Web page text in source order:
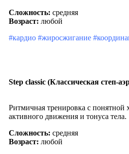
Сложность: средняя
Возраст: любой
#кардио #жиросжигание
Step classic (Классическая степ-
Ритмичная тренировка с понятной
активного движения и тонуса тела.
Сложность: средняя
Возраст: любой